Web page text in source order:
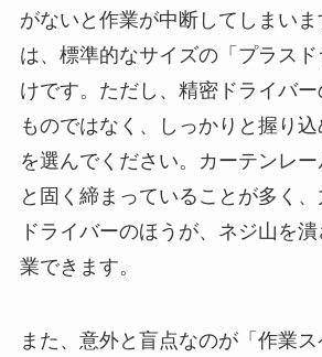
がないと作業が中断してしまいま
は、標準的なサイズの「プラス
けです。ただし、精密ドライバ
ものではなく、しっかりと握り
を選んでください。カーテンレ
と固く締まっていることが多く
ドライバーのほうが、ネジ山を
業できます。
また、意外と盲点なのが「作業ス